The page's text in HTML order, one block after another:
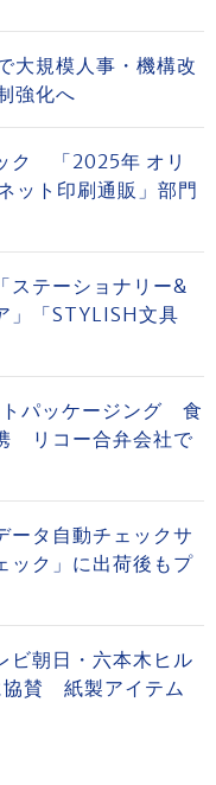
大規模人事・機構改
強化へ
ク 「2025年 オリ
ット印刷通販」部門
テーショナリー&
」「STYLISH文具
パッケージング 食
リコー合弁会社で
タ自動チェックサ
ック」に出荷後もプ
朝日・六本木ヒル
協賛 紙製アイテム